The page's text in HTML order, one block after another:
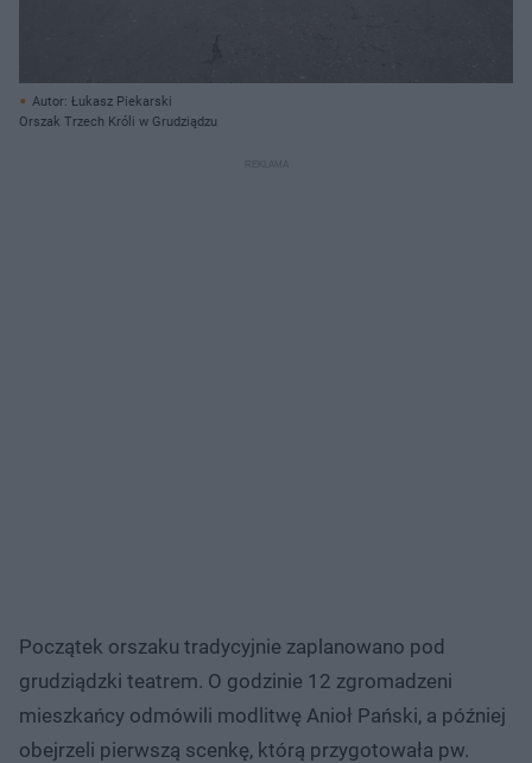
Autor: Łukasz Piekarski
Orszak Trzech Króli w Grudziądzu
Początek orszaku tradycyjnie zaplanowano pod
grudziądzki teatrem. O godzinie 12 zgromadzeni
mieszkańcy odmówili modlitwę Anioł Pański, a później
obejrzeli pierwszą scenkę, którą przygotowała pw.